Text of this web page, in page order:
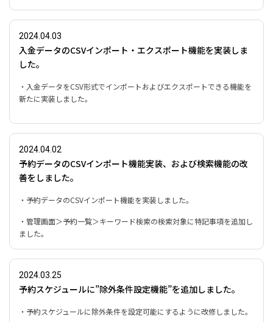
2024.04.03
入金データのCSVインポート・エクスポート機能を実装しま
した。
・入金データをCSV形式でインポートおよびエクスポートできる機能を
新たに実装しました。
2024.04.02
予約データのCSVインポート機能実装、および検索機能の改
善をしました。
・予約データのCSVインポート機能を実装しました。
・管理画面＞予約一覧＞キーワード検索の検索対象に特記事項を追加し
ました。
2024.03.25
予約スケジュールに”除外条件設定機能”を追加しました。
・予約スケジュールに除外条件を設定可能にするように改修しました。